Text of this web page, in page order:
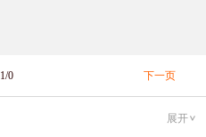
1/0 下一页
展开